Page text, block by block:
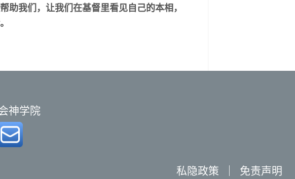
助我们，让我们在基督里看见自己的本相，
神学院
私隐政策 免责声明